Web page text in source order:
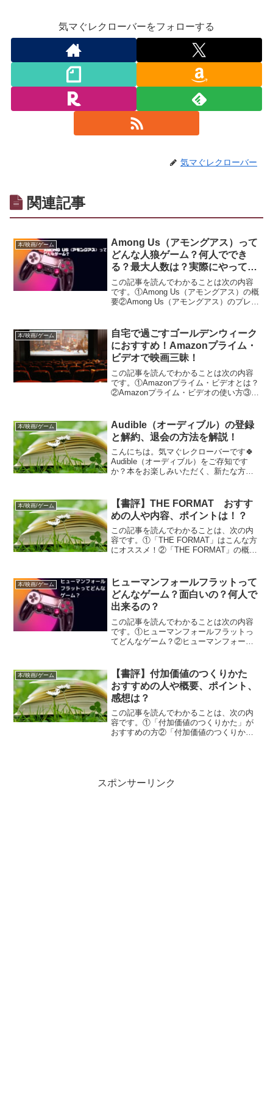
気マぐレクローバーをフォローする
気マぐレクローバー
関連記事
本/映画/ゲーム
Among Us（アモングアス）って
どんな人狼ゲーム？何人ででき
る？最大人数は？実際にやってみ
た感想
この記事を読んでわかることは次の内容
です。①Among Us（アモングアス）の概
要②Among Us（アモングアス）のプレイ
本/映画/ゲーム
自宅で過ごすゴールデンウィーク
におすすめ！Amazonプライム・
ビデオで映画三昧！
この記事を読んでわかることは次の内容
です。①Amazonプライム・ビデオとは？
②Amazonプライム・ビデオの使い方③オ
10（日本）
本/映画/ゲーム
Audible（オーディブル）の登録
と解約、退会の方法を解説！
こんにちは。気マぐレクローバーです🍀
Audible（オーディブル）をご存知です
か？本をお楽しみいただく、新たな方法
のが特長です。そのため、文字を読むの
が苦手といっ...
本/映画/ゲーム
【書評】THE FORMAT おすす
めの人や内容、ポイントは！？
この記事を読んでわかることは、次の内
容です。①「THE FORMAT」はこんな方
にオススメ！②「THE FORMAT」の概要
ント④「THE FORMAT」 レビュー
本/映画/ゲーム
ヒューマンフォールフラットって
どんなゲーム？面白いの？何人で
出来るの？
この記事を読んでわかることは次の内容
です。①ヒューマンフォールフラットっ
てどんなゲーム？②ヒューマンフォール
まけ：実際のプレイ動画
本/映画/ゲーム
【書評】付加価値のつくりかた
おすすめの人や概要、ポイント、
感想は？
この記事を読んでわかることは、次の内
容です。①「付加価値のつくりかた」が
おすすめの方②「付加価値のつくりか
スポンサーリンク